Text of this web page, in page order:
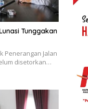
Tunggakan
Penerangan Jalan
disetorkan…